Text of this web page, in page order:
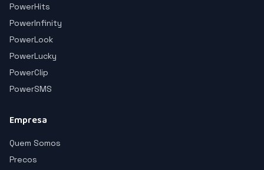
PowerHits
PowerInfinity
PowerLook
PowerLucky
PowerClip
PowerSMS
Empresa
Quem Somos
Precos